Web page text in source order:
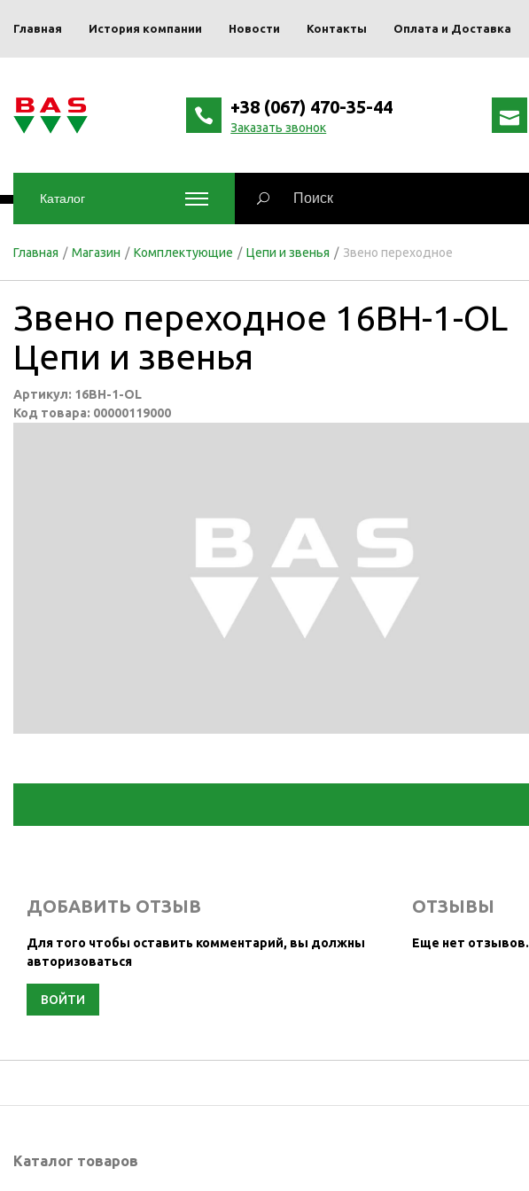
Главная История компании Новости Контакты Оплата и Доставка
+38 (067) 470-35-44
Заказать звонок
Каталог
Главная / Магазин / Комплектующие / Цепи и звенья / Звено переходное
Звено переходное 16BH-1-OL
Цепи и звенья
Артикул: 16BH-1-OL
Код товара: 00000119000
ДОБАВИТЬ ОТЗЫВ
Для того чтобы оставить комментарий, вы должны
авторизоваться
ВОЙТИ
ОТЗЫВЫ
Еще нет отзывов.
Каталог товаров